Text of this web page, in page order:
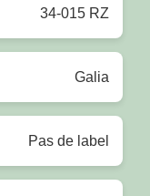
34-015 RZ
Galia
Pas de label